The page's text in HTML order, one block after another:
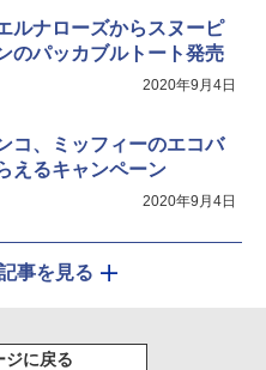
ルナローズからスヌーピ
のパッカブルトート発売
2020年9月4日
コ、ミッフィーのエコバ
えるキャンペーン
2020年9月4日
事を見る
ジに戻る